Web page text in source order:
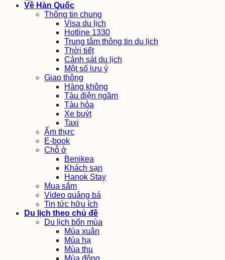
Về Hàn Quốc
Thông tin chung
Visa du lịch
Hotline 1330
Trung tâm thông tin du lịch
Thời tiết
Cảnh sát du lịch
Một số lưu ý
Giao thông
Hàng không
Tàu điện ngầm
Tàu hỏa
Xe buýt
Taxi
Ẩm thực
E-book
Chỗ ở
Benikea
Khách sạn
Hanok Stay
Mua sắm
Video quảng bá
Tin tức hữu ích
Du lịch theo chủ đề
Du lịch bốn mùa
Mùa xuân
Mùa hạ
Mùa thu
Mùa đông